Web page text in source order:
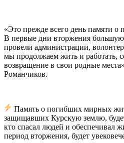
«Это прежде всего день памяти
В первые дни вторжения
провели администрации,
мы продолжаем жить и работать,
возвращение в свои родные
Романчиков.
Память о погибших мирных
защищавших Курскую землю,
кто спасал людей и обеспечивал
период вторжения, будет